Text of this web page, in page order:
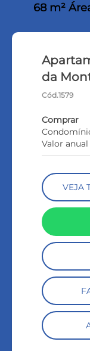
68 m²
da
Cód.1579
Comprar
Valor anual
VEJA